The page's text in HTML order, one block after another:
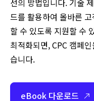
선의 방법입니다. 기술
드를 활용하여 올바른
할 수 있도록 지원할 수
최적화되면, CPC 캠페
습니다.
eBook 다운로드